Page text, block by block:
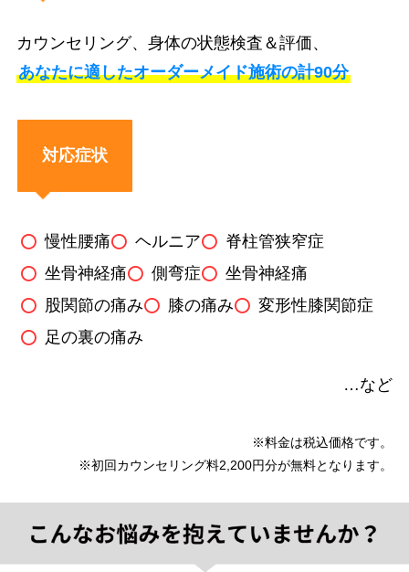
カウンセリング、身体の状態検査＆評価、
あなたに適したオーダーメイド施術の計90分
対応症状
慢性腰痛 ヘルニア
脊柱管狭窄症
坐骨神経痛
側弯症
坐骨神経痛
股関節の痛み
膝の痛み
変形性膝関節症
足の裏の痛み
…など
※料金は税込価格です。
※初回カウンセリング料2,200円分が無料となります。